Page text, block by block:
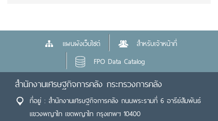
แผนผังเว็บไซต์
สำหรับเจ้าหน้าที่
FPO Data Catalog
สำนักงานเศรษฐกิจการคลัง กระทรวงการคลัง
ที่อยู่ : สำนักงานเศรษฐกิจการคลัง ถนนพระรามที่ 6 อารีย์สัมพันธ์
แขวงพญาไท เขตพญาไท กรุงเทพฯ 10400